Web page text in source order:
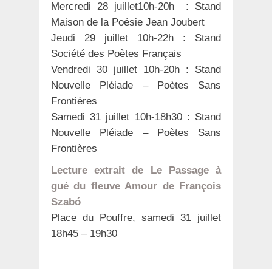
Mercredi 28 juillet10h-20h : Stand
Maison de la Poésie Jean Joubert
Jeudi 29 juillet 10h-22h : Stand
Société des Poètes Français
Vendredi 30 juillet 10h-20h : Stand
Nouvelle Pléiade – Poètes Sans
Frontières
Samedi 31 juillet 10h-18h30 : Stand
Nouvelle Pléiade – Poètes Sans
Frontières
Lecture extrait de Le Passage à
gué du fleuve Amour de François
Szabó
Place du Pouffre, samedi 31 juillet
18h45 – 19h30